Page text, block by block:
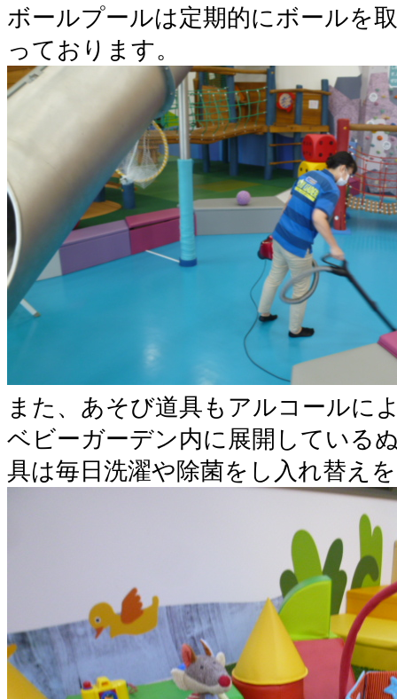
ボールプールは定期的にボールを
っております。
また、あそび道具もアルコールに
ベビーガーデン内に展開している
具は毎日洗濯や除菌をし入れ替え